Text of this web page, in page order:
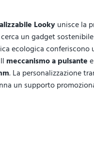
Lookyunisce la
un gadget
ecologica conferiscono
meccanismo a pulsante
. La personalizzazione
un supporto